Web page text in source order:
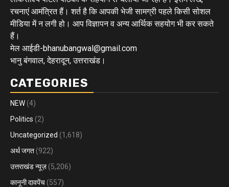
रचनाएं आमंत्रित हैं। शर्त है कि आपकी भेजी सामग्री पहले किसी सोशल
मीडिया में न लगी हो। आप विज्ञापन व अन्य आर्थिक सहयोग भी कर सकते
हैं।
मेल आईडी-bhanubangwal@gmail.com
भानु बंगवाल, देहरादून, उत्तराखंड।
CATEGORIES
NEW (4)
Politics (2)
Uncategorized (1,618)
अर्थ जगत (922)
उत्तराखंड न्यूज़ (5,206)
कानूनी दावपेंच (557)